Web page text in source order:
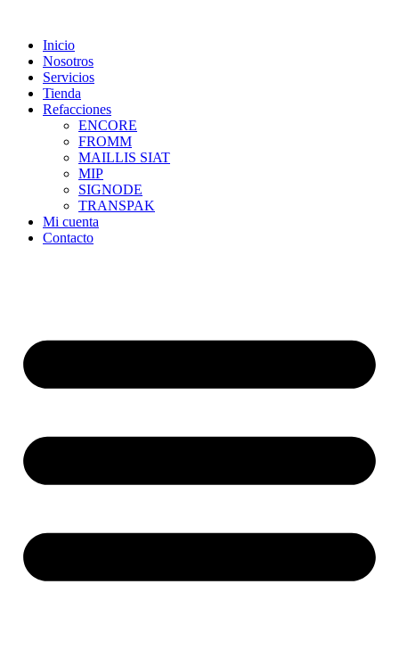
contentInicio
Nosotros
Servicios
Tienda
Refacciones
ENCORE
FROMM
MAILLIS SIAT
MIP
SIGNODE
TRANSPAK
Mi cuenta
Contacto